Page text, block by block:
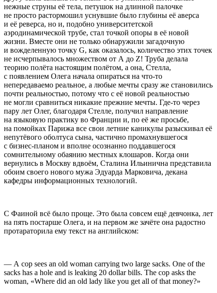
нежные струны её тела, петушок на длинной палочке
не просто растормошил уснувшие было глубины её аверса
и её реверса, но и, подобно университетской
аэродинамической трубе, стал точкой опоры в её новой
жизни. Вместе они не только обнаружили загадочную
и вожделенную точку G, как оказалось, количество этих точек
не исчерпывалось множеством от A до Z! Труба делала
теорию полёта настоящим полётом, а она, Стелла,
с появлением Олега начала опираться на что-то
непередаваемо реальное, а любые мечты сразу же становились
почти реальностью, потому что с её новой реальностью
не могли сравниться никакие прежние мечты. Где-то через
пару лет Олег, благодаря Стелле, получил направление
на языковую практику во Франции и, по её же просьбе,
на помойках Парижа все свои летние каникулы разыскивал её
непутёвого оболтуса сына, частично промахнувшегося
с бизнес-планом и вполне осознанно поддавшегося
сомнительному обаянию местных клошаров. Когда они
вернулись в Москву вдвоём, Сталина Ильинична представила
обоим своего нового мужа Эдуарда Марковича, декана
кафедры информационных технологий.
С Фаиной всё было проще. Это была совсем ещё девчонка, лет
на пять постарше Олега, и на первом же зачёте она радостно
протараторила ему текст на английском:
— A cop sees an old woman carrying two large sacks. One of the
sacks has a hole and is leaking 20 dollar bills. The cop asks the
woman, «Where did an old lady like you get all of that money?»